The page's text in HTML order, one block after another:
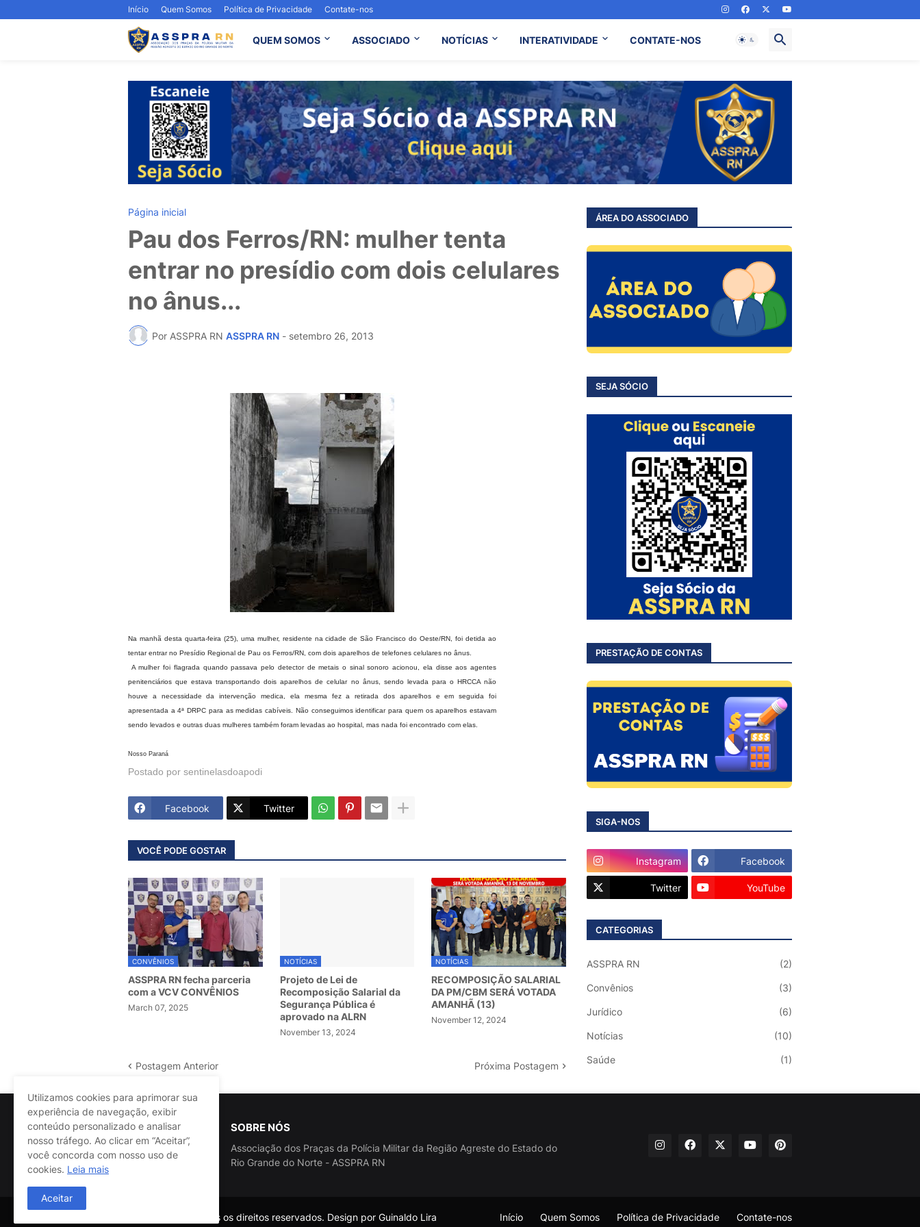
Início Quem Somos Política de Privacidade Contate-nos
QUEM SOMOS ASSOCIADO NOTÍCIAS INTERATIVIDADE CONTATE-NOS
Página inicial
Pau dos Ferros/RN: mulher tenta
entrar no presídio com dois celulares
no ânus...
Por ASSPRA RN ASSPRA RN - setembro 26, 2013
Na manhã desta quarta-feira (25), uma mulher, residente na cidade de São Francisco do Oeste/RN, foi detida ao
tentar entrar no Presídio Regional de Pau os Ferros/RN, com dois aparelhos de telefones celulares no ânus.
A mulher foi flagrada quando passava pelo detector de metais o sinal sonoro acionou, ela disse aos agentes
penitenciários que estava transportando dois aparelhos de celular no ânus, sendo levada para o HRCCA não
houve a necessidade da intervenção medica, ela mesma fez a retirada dos aparelhos e em seguida foi
apresentada a 4ª DRPC para as medidas cabíveis. Não conseguimos identificar para quem os aparelhos estavam
sendo levados e outras duas mulheres também foram levadas ao hospital, mas nada foi encontrado com elas.
Nosso Paraná
Postado por sentinelasdoapodi
Facebook Twitter
VOCÊ PODE GOSTAR
CONVÊNIOS
ASSPRA RN fecha parceria
com a VCV CONVÊNIOS
March 07, 2025
NOTÍCIAS
Projeto de Lei de
Recomposição Salarial da
Segurança Pública é
aprovado na ALRN
November 13, 2024
NOTÍCIAS
RECOMPOSIÇÃO SALARIAL
DA PM/CBM SERÁ VOTADA
AMANHÃ (13)
November 12, 2024
Postagem Anterior Próxima Postagem
ÁREA DO ASSOCIADO
SEJA SÓCIO
PRESTAÇÃO DE CONTAS
SIGA-NOS
Instagram Facebook
Twitter YouTube
CATEGORIAS
ASSPRA RN (2)
Convênios (3)
Jurídico (6)
Notícias (10)
Saúde (1)
SOBRE NÓS
Associação dos Praças da Polícia Militar da Região Agreste do Estado do
Rio Grande do Norte - ASSPRA RN
@ASSPRA RN Todos os direitos reservados. Design por Guinaldo Lira Início Quem Somos Política de Privacidade Contate-nos
Utilizamos cookies para aprimorar sua
experiência de navegação, exibir
conteúdo personalizado e analisar
nosso tráfego. Ao clicar em “Aceitar”,
você concorda com nosso uso de
cookies. Leia mais
Aceitar